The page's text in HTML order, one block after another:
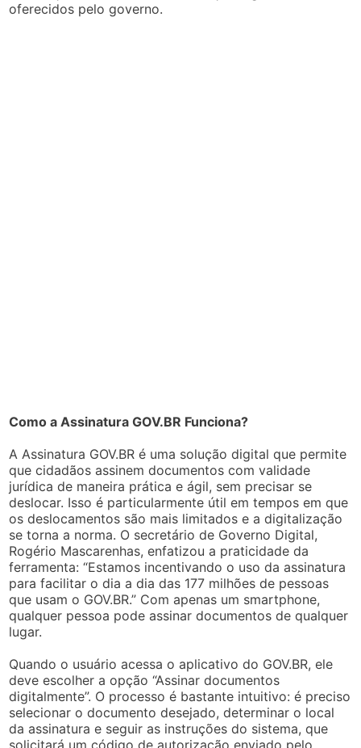
oferecidos pelo governo.
Como a Assinatura GOV.BR Funciona?
A Assinatura GOV.BR é uma solução digital que permite
que cidadãos assinem documentos com validade
jurídica de maneira prática e ágil, sem precisar se
deslocar. Isso é particularmente útil em tempos em que
os deslocamentos são mais limitados e a digitalização
se torna a norma. O secretário de Governo Digital,
Rogério Mascarenhas, enfatizou a praticidade da
ferramenta: “Estamos incentivando o uso da assinatura
para facilitar o dia a dia das 177 milhões de pessoas
que usam o GOV.BR.” Com apenas um smartphone,
qualquer pessoa pode assinar documentos de qualquer
lugar.
Quando o usuário acessa o aplicativo do GOV.BR, ele
deve escolher a opção “Assinar documentos
digitalmente”. O processo é bastante intuitivo: é preciso
selecionar o documento desejado, determinar o local
da assinatura e seguir as instruções do sistema, que
solicitará um código de autorização enviado pelo